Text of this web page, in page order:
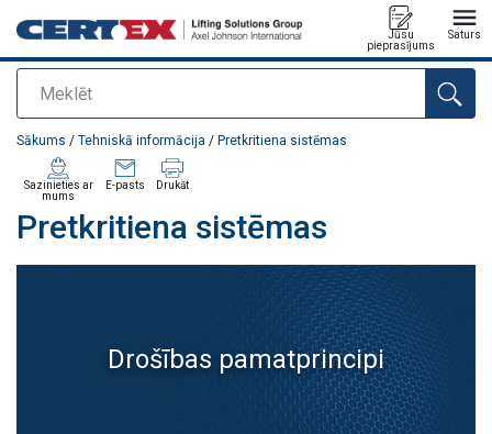
Meklēt
Jūsu
pieprasījums
Saturs
Pievienots jūsu pasūtījumam
Sākums / Tehniskā informācija / Pretkritiena sistēmas
Pretkritiena sistēmas
Sazinieties ar
mums
E-pasts Drukāt
Drošības pamatprincipi